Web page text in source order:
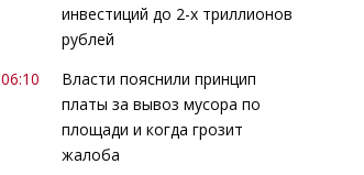
инвестиций до 2-х триллионов
рублей
06:10
Власти пояснили принцип
платы за вывоз мусора по
площади и когда грозит
жалоба